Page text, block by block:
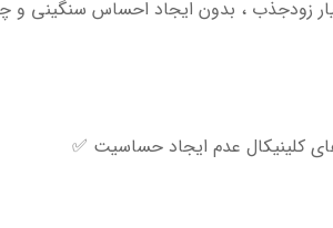
زودجذب ، بدون ایجاد احساس سنگینی
کلینیکال عدم ایجاد حساسیت ✅